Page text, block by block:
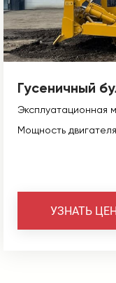
Гусеничный
Эксплуатационная
Мощность
УЗНАТЬ